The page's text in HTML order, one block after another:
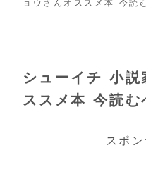
ョウさんオススメ本 今読
シューイチ 小
ススメ本 今読む
スポ